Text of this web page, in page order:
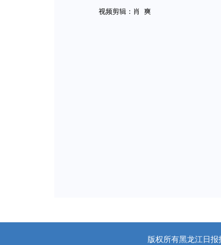
视频剪辑：肖 爽
版权所有黑龙江日报